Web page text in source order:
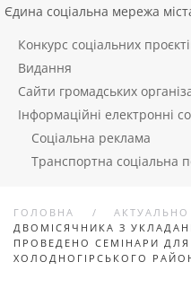
Єдина соціальна мережа
Конкурс соціальних
Видання
Сайти громадських
Інформаційні електронні
Соціальна реклама
Транспортна соціальна
ГОЛОВНА АКТУАЛЬНО
ДВОМІСЯЧНИКА З
ПРОВЕДЕНО СЕМІНАРИ
ХОЛОДНОГІРСЬКОГО